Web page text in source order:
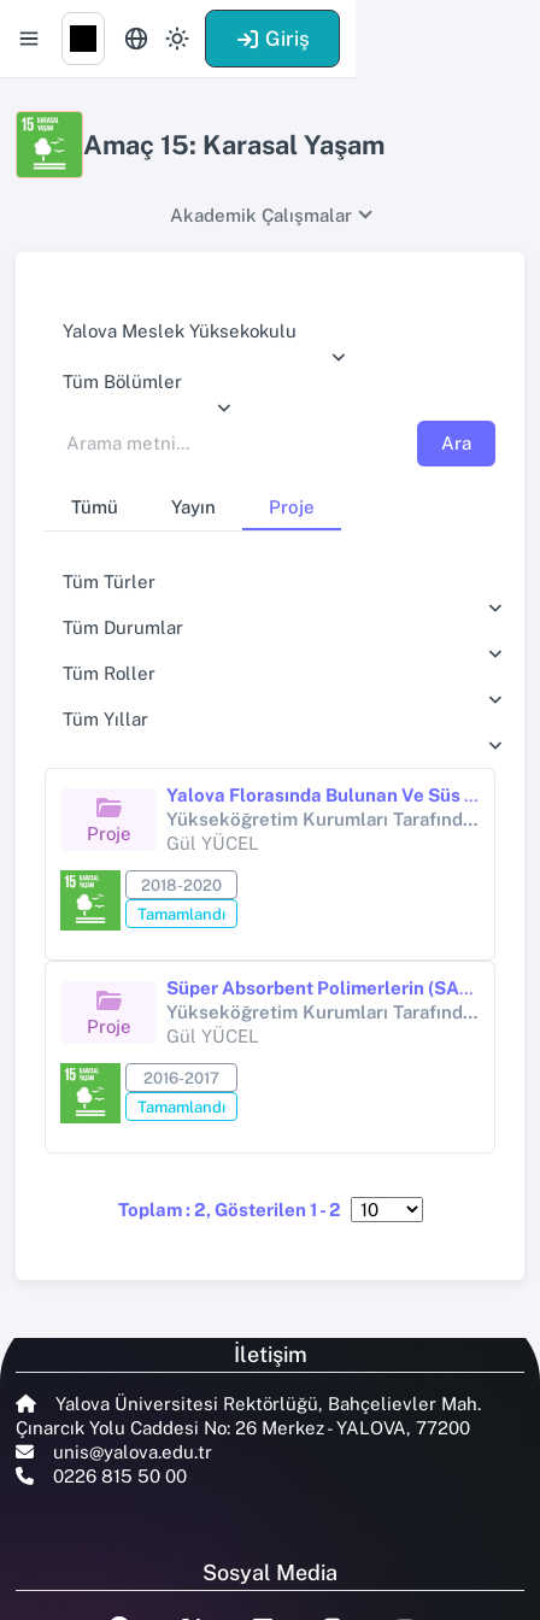
Giriş
Amaç 15: Karasal Yaşam
Akademik Çalışmalar
Yalova Meslek Yüksekokulu
Tüm Bölümler
Ara
Tümü Yayın Proje
Tüm Türler
Tüm Durumlar
Tüm Roller
Tüm Yıllar
Proje
Yalova Florasında Bulunan Ve Süs Bitkisi Potansiyeli Olan Bazı Endemik Türlerin Generatif Üretimi
Yükseköğretim Kurumları Tarafından Destekli Bilimsel Araştırma Projesi (Yükseköğretim Kurumları tarafından destekli bilimsel araştırma projesi)
Gül YÜCEL
2018-2020
Tamamlandı
Proje
Süper Absorbent Polimerlerin (SAP - Sodyum Polikrilat) Tarımsal Uygulamalarda Kullanılması
Yükseköğretim Kurumları Tarafından Destekli Bilimsel Araştırma Projesi (Yükseköğretim Kurumları tarafından destekli bilimsel araştırma projesi)
Gül YÜCEL
2016-2017
Tamamlandı
Toplam : 2, Gösterilen 1 - 2
İletişim
Yalova Üniversitesi Rektörlüğü, Bahçelievler Mah.
Çınarcık Yolu Caddesi No: 26 Merkez - YALOVA, 77200
unis@yalova.edu.tr
0226 815 50 00
Sosyal Media